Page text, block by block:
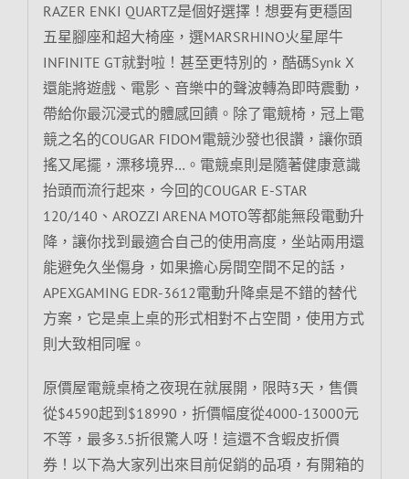
RAZER ENKI QUARTZ是個好選擇！想要有更穩固
五星腳座和超大椅座，選MARSRHINO火星犀牛
INFINITE GT就對啦！甚至更特別的，酷碼Synk X
還能將遊戲、電影、音樂中的聲波轉為即時震動，
帶給你最沉浸式的體感回饋。除了電競椅，冠上電
競之名的COUGAR FIDOM電競沙發也很讚，讓你頭
搖又尾擺，漂移境界…。電競桌則是隨著健康意識
抬頭而流行起來，今回的COUGAR E-STAR
120/140、AROZZI ARENA MOTO等都能無段電動升
降，讓你找到最適合自己的使用高度，坐站兩用還
能避免久坐傷身，如果擔心房間空間不足的話，
APEXGAMING EDR-3612電動升降桌是不錯的替代
方案，它是桌上桌的形式相對不占空間，使用方式
則大致相同喔。
原價屋電競桌椅之夜現在就展開，限時3天，售價
從$4590起到$18990，折價幅度從4000-13000元
不等，最多3.5折很驚人呀！這還不含蝦皮折價
券！以下為大家列出來目前促銷的品項，有開箱的